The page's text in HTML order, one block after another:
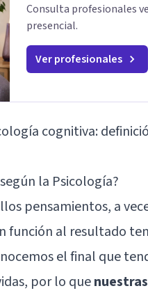
Consulta profesionales
presencial.
Ver profesionales
cognitiva:
la Psicología?
pensamientos, a
función al resultado
el final que
por lo que